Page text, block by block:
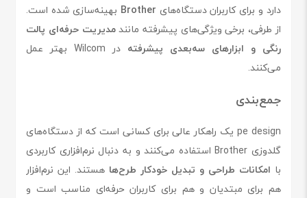
دارد و برای کاربران دستگاه‌های Brother بهینه‌سازی شده است.
از طرفی، برخی ویژگی‌های پیشرفته مانندمدیریت حرفه‌ای پالت
رنگی و ابزارهای سه‌بعدی پیشرفته
در Wilcom بهتر عمل
می‌کنند.
جمع‌بندی
pe design یک راهکار عالی برای کسانی است که از دستگاه‌های
گلدوزی Brother استفاده می‌کنند و به دنبال نرم‌افزاری کاربردی
با امکانات طراحی و تبدیل خودکار طرح‌ها هستند. این نرم‌افزار
هم برای مبتدیان و هم برای کاربران حرفه‌ای مناسب است و